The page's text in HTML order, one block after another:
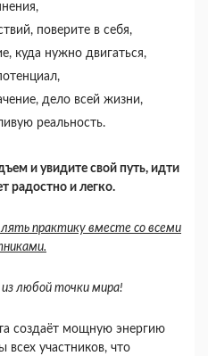
поверите в себя,
куда нужно двигаться,
дело всей жизни,
реальность.
и увидите свой путь, идти
радостно и легко.
практику вместе со всеми
любой точки мира!
создаёт мощную энергию
участников, что